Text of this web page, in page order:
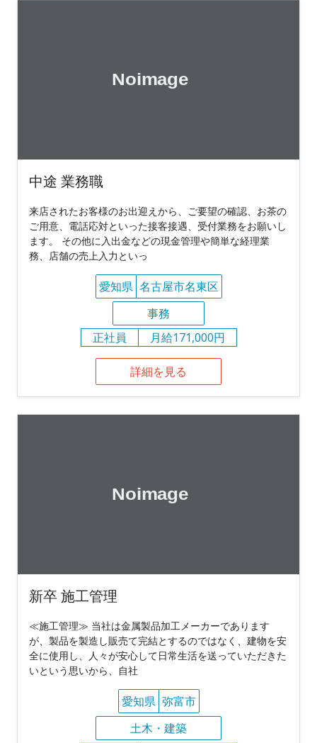
中途 業務職
来店されたお客様のお出迎えから、ご要望の確認、お茶の
ご用意、電話応対といった接客接遇、受付業務をお願いし
ます。 その他に入出金などの現金管理や簡単な経理業
務、店舗の売上入力といっ
愛知県 名古屋市名東区
事務
正社員
月給171,000円
詳細を見る
新卒 施工管理
≪施工管理≫ 当社は金属製品加工メーカーであります
が、製品を製造し販売て完結とするのではなく、建物を安
全に使用し、人々が安心して日常生活を送っていただきた
いという思いから、自社
愛知県 弥富市
土木・建築